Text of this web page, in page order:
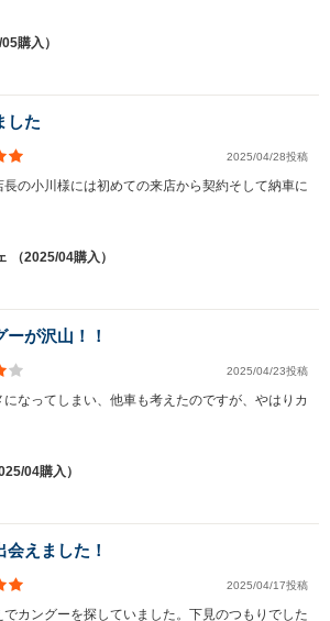
購入）
した
2025/04/28投稿
の小川様には初めての来店から契約そして納車に
（2025/04購入）
が沢山！！
2025/04/23投稿
なってしまい、他車も考えたのですが、やはりカ
04購入）
えました！
2025/04/17投稿
カングーを探していました。下見のつもりでした